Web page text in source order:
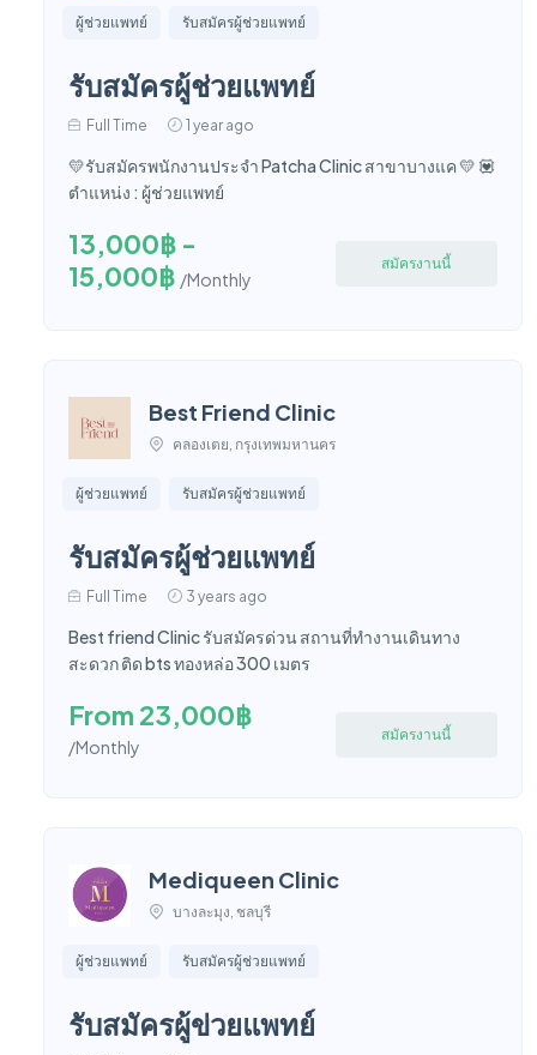
ผู้ช่วยแพทย์ รับสมัครผู้ช่วยแพทย์
รับสมัครผู้ช่วยแพทย์
Full Time 1 year ago
💛รับสมัครพนักงานประจำ Patcha Clinic สาขาบางแค 💛 💟
ตำแหน่ง : ผู้ช่วยแพทย์
13,000฿ -
15,000฿ /Monthly
สมัครงานนี้
Best Friend Clinic
คลองเตย, กรุงเทพมหานคร
ผู้ช่วยแพทย์ รับสมัครผู้ช่วยแพทย์
รับสมัครผู้ช่วยแพทย์
Full Time 3 years ago
Best friend Clinic รับสมัครด่วน สถานที่ทำงานเดินทาง
สะดวก ติด bts ทองหล่อ 300 เมตร
From 23,000฿
/Monthly
สมัครงานนี้
Mediqueen Clinic
บางละมุง, ชลบุรี
ผู้ช่วยแพทย์ รับสมัครผู้ช่วยแพทย์
รับสมัครผู้ข่วยแพทย์